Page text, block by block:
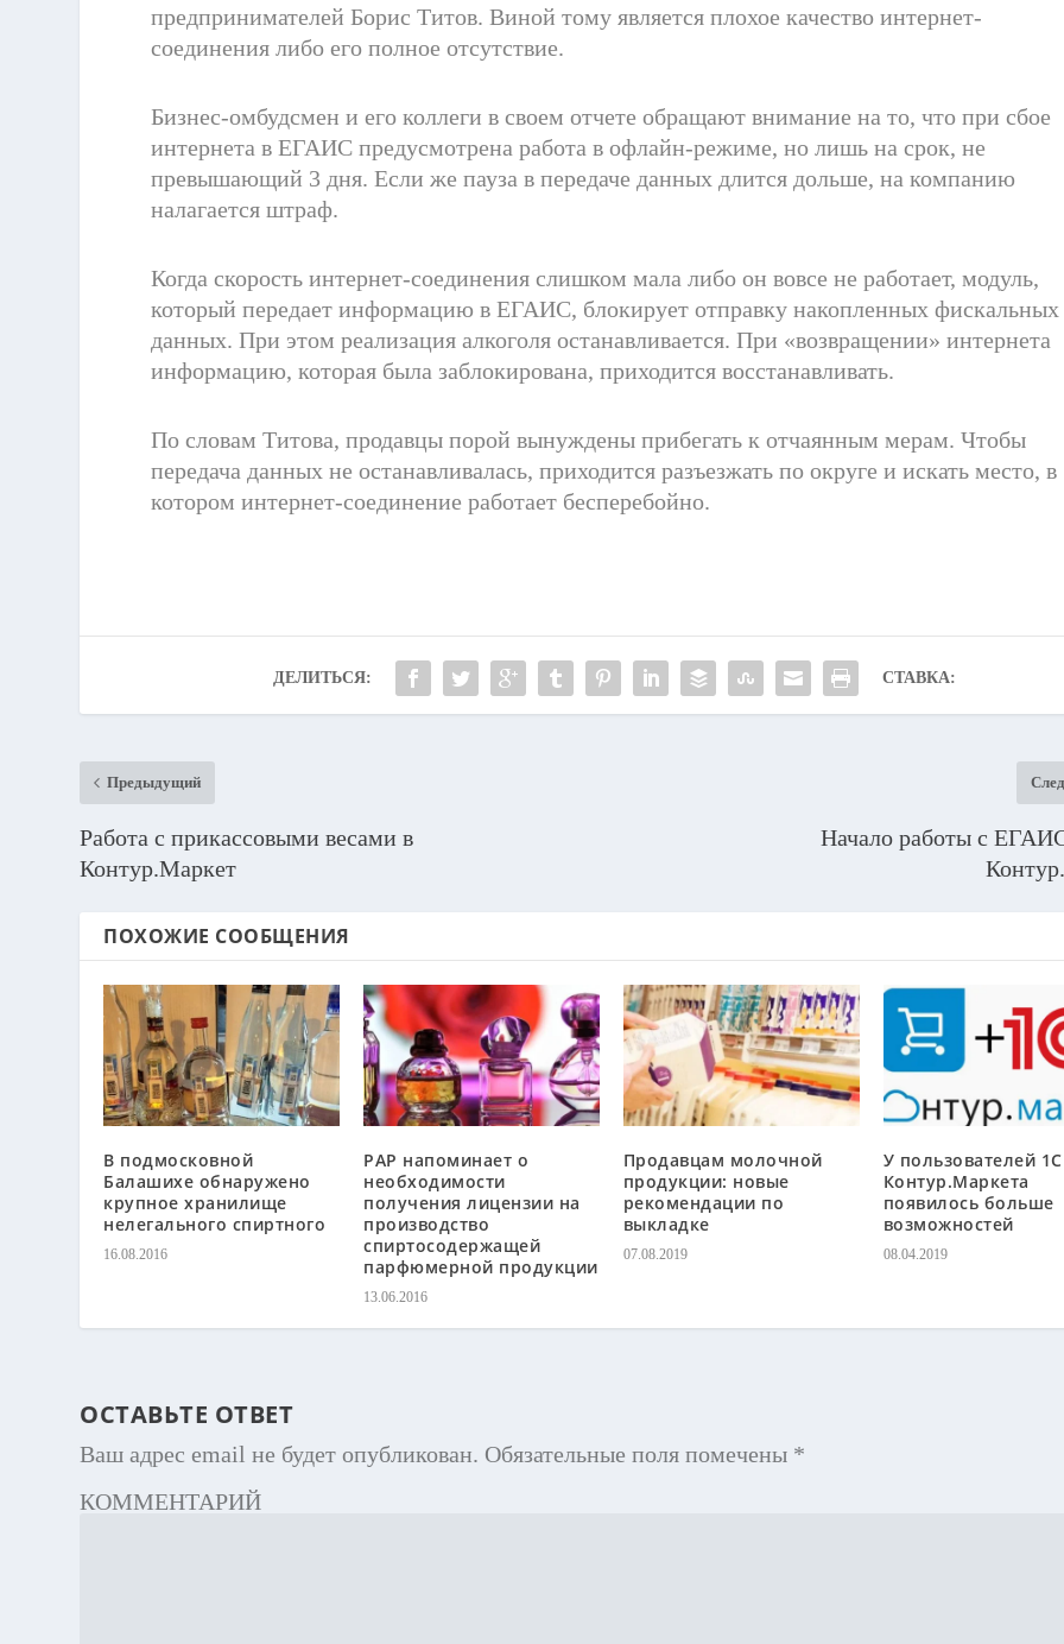
предпринимателей Борис Титов. Виной тому является плохое качество интернет-
соединения либо его полное отсутствие.
Бизнес-омбудсмен и его коллеги в своем отчете обращают внимание на то, что при сбое
интернета в ЕГАИС предусмотрена работа в офлайн-режиме, но лишь на срок, не
превышающий 3 дня. Если же пауза в передаче данных длится дольше, на компанию
налагается штраф.
Когда скорость интернет-соединения слишком мала либо он вовсе не работает, модуль,
который передает информацию в ЕГАИС, блокирует отправку накопленных фискальных
данных. При этом реализация алкоголя останавливается. При «возвращении» интернета
информацию, которая была заблокирована, приходится восстанавливать.
По словам Титова, продавцы порой вынуждены прибегать к отчаянным мерам. Чтобы
передача данных не останавливалась, приходится разъезжать по округе и искать место, в
котором интернет-соединение работает бесперебойно.
ДЕЛИТЬСЯ: СТАВКА:
Предыдущий
Работа с прикассовыми весами в
Контур.Маркет
Начало работы с
ПОХОЖИЕ СООБЩЕНИЯ
В подмосковной
Балашихе обнаружено
крупное хранилище
нелегального спиртного
16.08.2016
РАР напоминает о
необходимости
получения лицензии на
производство
спиртосодержащей
парфюмерной продукции
13.06.2016
Продавцам молочной
продукции: новые
рекомендации по
выкладке
07.08.2019
У пользователей
Контур.Маркета
появилось больше
возможностей
08.04.2019
ОСТАВЬТЕ ОТВЕТ
Ваш адрес email не будет опубликован. Обязательные поля помечены *
КОММЕНТАРИЙ